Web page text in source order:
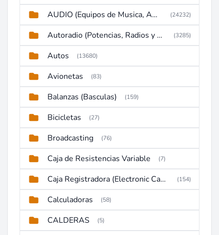
AUDIO (Equipos de Musica, Amplificadores, Reproductores, Etc) (24232)
Autoradio (Potencias, Radios y DVD) (3285)
Autos (13680)
Avionetas (83)
Balanzas (Basculas) (159)
Bicicletas (27)
Broadcasting (76)
Caja de Resistencias Variable (7)
Caja Registradora (Electronic Cash Register) (154)
Calculadoras (58)
CALDERAS (5)